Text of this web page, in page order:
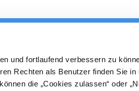
und fortlaufend verbessern zu
Rechten als Benutzer finden Sie in
die „Cookies zulassen“ oder
SUCCESS STORIES